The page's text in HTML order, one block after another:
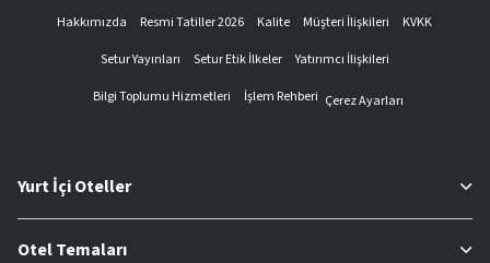
Hakkımızda Resmi Tatiller 2026 Kalite Müşteri İlişkileri
KVKK
Setur Yayınları
Setur Etik İlkeler
Yatırımcı İlişkileri
Bilgi Toplumu Hizmetleri
İşlem Rehberi Çerez Ayarları
Yurt İçi Oteller
Otel Temaları